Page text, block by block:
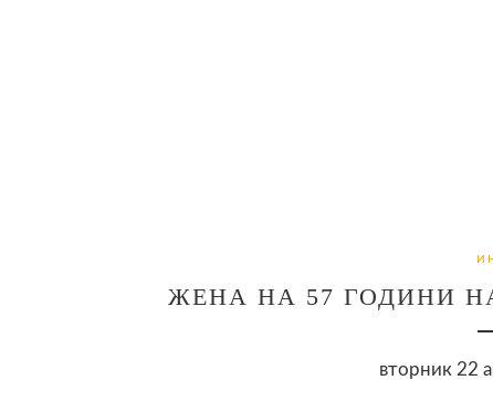
ЖЕНА НА 57 ГОДИНИ
вторник 22